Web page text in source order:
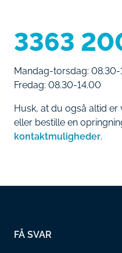
3363
Mandag-torsdag: 08.30-
Fredag: 08.30-14.00
Husk, at du også altid
eller bestille en
kontaktmuligheder.
FÅ SVAR